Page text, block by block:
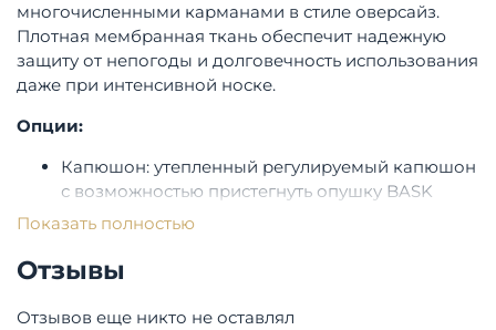
многочисленными карманами в стиле оверсайз.
Плотная мембранная ткань обеспечит надежную
защиту от непогоды и долговечность использования
даже при интенсивной носке.
Опции:
Капюшон: утепленный регулируемый капюшон
с возможностью пристегнуть опушку BASK
(продается отдельно)
манжетами;
молнии на магнитах;
Показать полностью
Отзывы
Отзывов еще никто не оставлял